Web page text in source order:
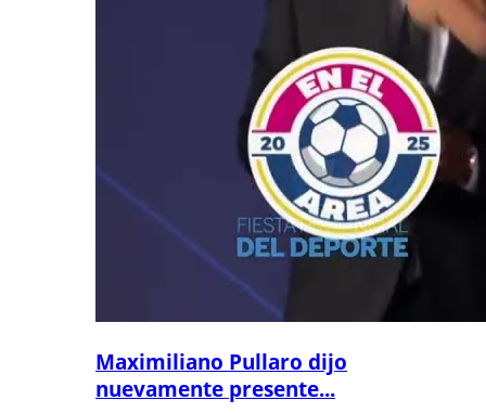
Maximiliano Pullaro dijo
nuevamente presente...